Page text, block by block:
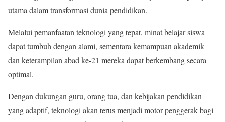
utama dalam transformasi dunia pendidikan.
Melalui pemanfaatan teknologi yang tepat, minat belajar siswa
dapat tumbuh dengan alami, sementara kemampuan akademik
dan keterampilan abad ke-21 mereka dapat berkembang secara
optimal.
Dengan dukungan guru, orang tua, dan kebijakan pendidikan
yang adaptif, teknologi akan terus menjadi motor penggerak bagi